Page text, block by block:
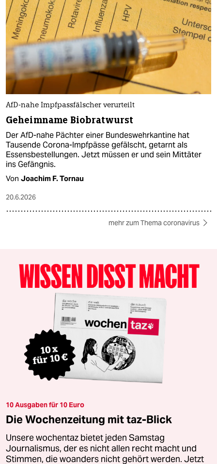
AfD-nahe Impfpassfälscher verurteilt
Geheimname Biobratwurst
Der AfD-nahe Pächter einer Bundeswehrkantine hat
Tausende Corona-Impfpässe gefälscht, getarnt als
Essensbestellungen. Jetzt müssen er und sein Mittäter
ins Gefängnis.
Von Joachim F. Tornau
20.6.2026
mehr zum Thema coronavirus
10 Ausgaben für 10 Euro
Die Wochenzeitung mit taz-Blick
Unsere wochentaz bietet jeden Samstag
Journalismus, der es nicht allen recht macht und
Stimmen, die woanders nicht gehört werden. Jetzt